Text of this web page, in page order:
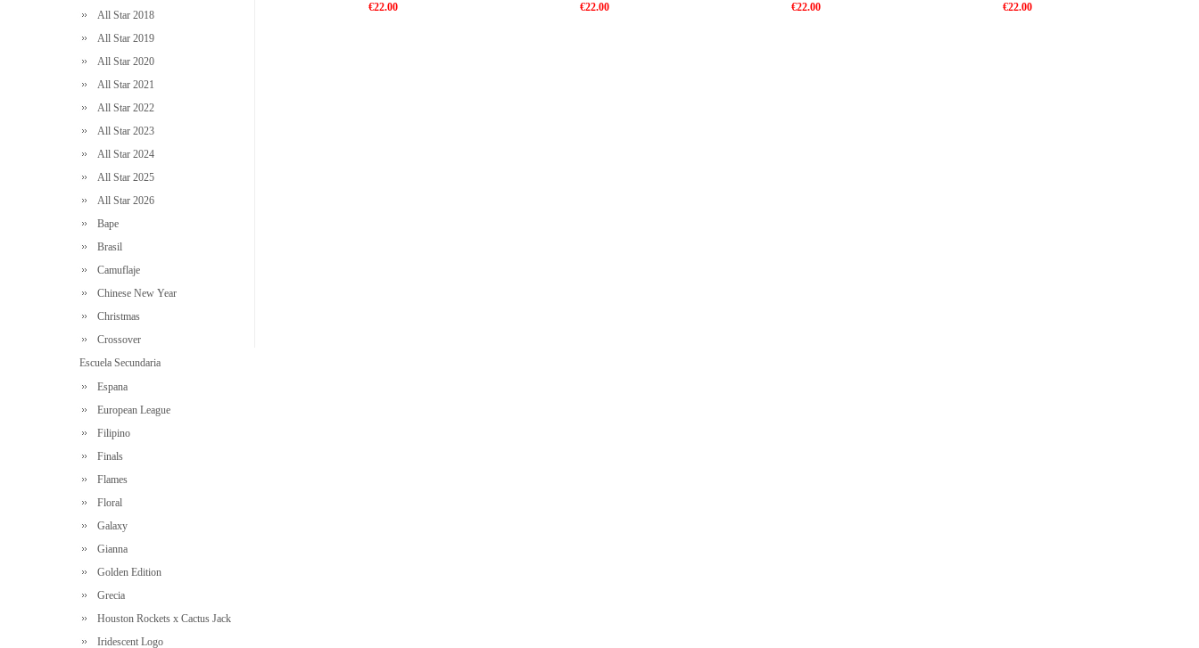
All Star 2018
All Star 2019
All Star 2020
All Star 2021
All Star 2022
All Star 2023
All Star 2024
All Star 2025
All Star 2026
Bape
Brasil
Camuflaje
Chinese New Year
Christmas
Crossover
Escuela Secundaria
Espana
European League
Filipino
Finals
Flames
Floral
Galaxy
Gianna
Golden Edition
Grecia
Houston Rockets x Cactus Jack
Iridescent Logo
€22.00 €22.00 €22.00 €22.00